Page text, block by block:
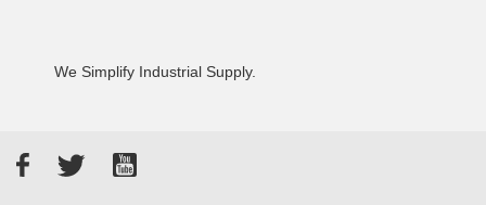
We Simplify Industrial Supply.
FacebookTwitterYouTube